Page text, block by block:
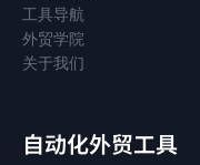
工具导航
外贸学院
关于我们
自动化外贸工具